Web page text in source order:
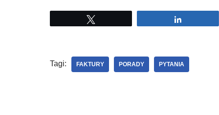
Tagi: FAKTURY PORADY PYTANIA